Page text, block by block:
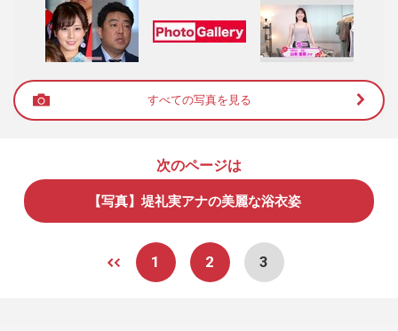
すべての写真を見る
次のページは
【写真】堤礼実アナの美麗な浴衣姿
1 2 3